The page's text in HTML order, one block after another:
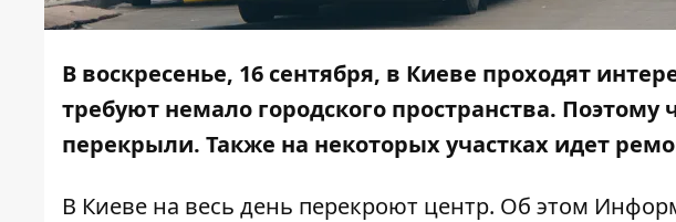
В воскресенье, 16 сентября, в Киеве проходят
требуют немало городского пространства. Поэтому
перекрыли. Также на некоторых участках идет
В Киеве на весь день перекроют центр. Об этом